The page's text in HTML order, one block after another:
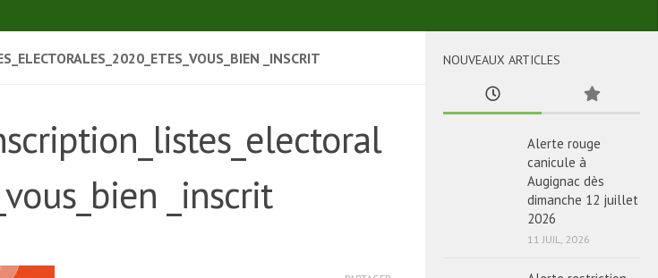
_INSCRIT
_inscrit
NOUVEAUX ARTICLES
Alerte rouge
canicule à
Augignac dès
dimanche 12 juillet
2026
11 JUIL, 2026